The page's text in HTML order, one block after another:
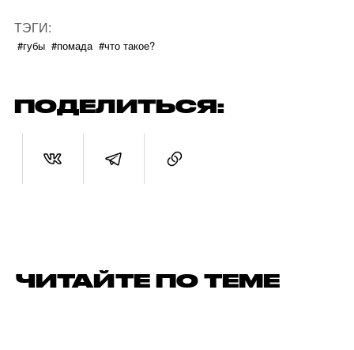
ТЭГИ:
#губы #помада #что такое?
ПОДЕЛИТЬСЯ:
ЧИТАЙТЕ ПО ТЕМЕ